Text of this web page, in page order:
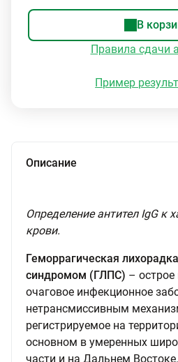
В
Правила сдачи
Пример
Описание
Определение антител IgG к
крови.
Геморрагическая
синдромом (ГЛПС) – острое
очаговое инфекционное
нетрансмиссивным
регистрируемое на
основном в умеренных
части и на Дальнем Востоке.